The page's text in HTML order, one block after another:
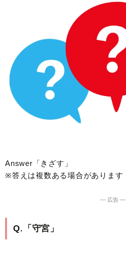
Answer「きざす」
※答えは複数ある場合があります
― 広告 ―
Q.「守宮」